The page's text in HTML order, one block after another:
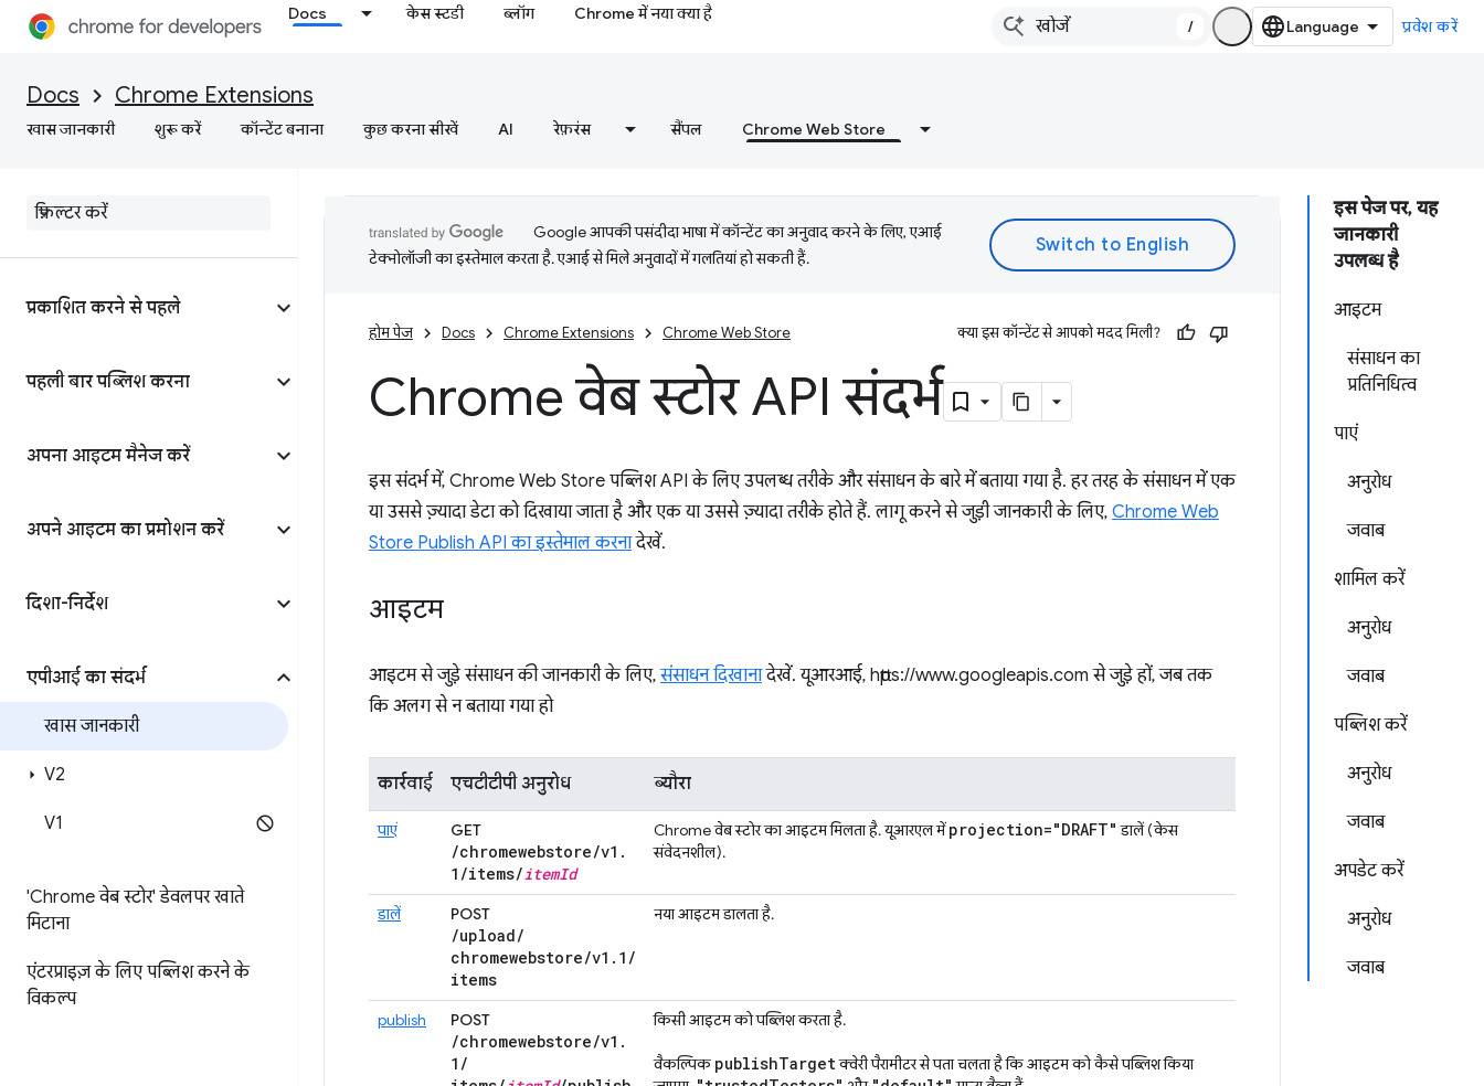
Docs केस स्टडी ब्लॉग Chrome में नया क्या है
/ प्रवेश करें
Docs Chrome Extensions
खास जानकारी शुरू करें कॉन्टेंट बनाना कुछ करना सीखें AI रेफ़रंस सैंपल Chrome Web Store
प्रकाशित करने से पहले
पहली बार पब्लिश करना
अपना आइटम मैनेज करें
अपने आइटम का प्रमोशन करें
दिशा-निर्देश
एपीआई का संदर्भ
खास जानकारी
V2
V1
'Chrome वेब स्टोर' डेवलपर खाते
मिटाना
एंटरप्राइज़ के लिए पब्लिश करने के
विकल्प
इस पेज पर, यह
जानकारी
उपलब्ध है
आइटम
संसाधन का
प्रतिनिधित्व
पाएं
अनुरोध
जवाब
शामिल करें
अनुरोध
जवाब
पब्लिश करें
अनुरोध
जवाब
अपडेट करें
अनुरोध
जवाब
Google आपकी पसंदीदा भाषा में कॉन्टेंट का अनुवाद करने के लिए, एआई
टेक्नोलॉजी का इस्तेमाल करता है. एआई से मिले अनुवादों में गलतियां हो सकती हैं.
होम पेज Docs Chrome Extensions Chrome Web Store क्या इस कॉन्टेंट से आपको मदद मिली?
Chrome वेब स्टोर API संदर्भ
इस संदर्भ में, Chrome Web Store पब्लिश API के लिए उपलब्ध तरीके और संसाधन के बारे में बताया गया है. हर तरह के संसाधन में एक
या उससे ज़्यादा डेटा को दिखाया जाता है और एक या उससे ज़्यादा तरीके होते हैं. लागू करने से जुड़ी जानकारी के लिए, Chrome Web
Store Publish API का इस्तेमाल करनादेखें.
आइटम
आइटम से जुड़े संसाधन की जानकारी के लिए,संसाधन दिखानादेखें. यूआरआई, https://www.googleapis.com से जुड़े हों, जब तक
कि अलग से न बताया गया हो
कार्रवाई एचटीटीपी अनुरोध ब्यौरा
पाएं GET
/chromewebstore/v1 .
1 /items/itemId
Chrome वेब स्टोर का आइटम मिलता है. यूआरएल मेंprojection="DRAFT" डालें (केस
संवेदनशील).
डालें POST
/upload/
chromewebstore/v1 . 1 /
items
नया आइटम डालता है.
publish POST
/chromewebstore/v1 .
1 /
किसी आइटम को पब्लिश करता है.
वैकल्पिक publishTargetक्वेरी पैरामीटर से पता चलता है कि आइटम को कैसे पब्लिश किया